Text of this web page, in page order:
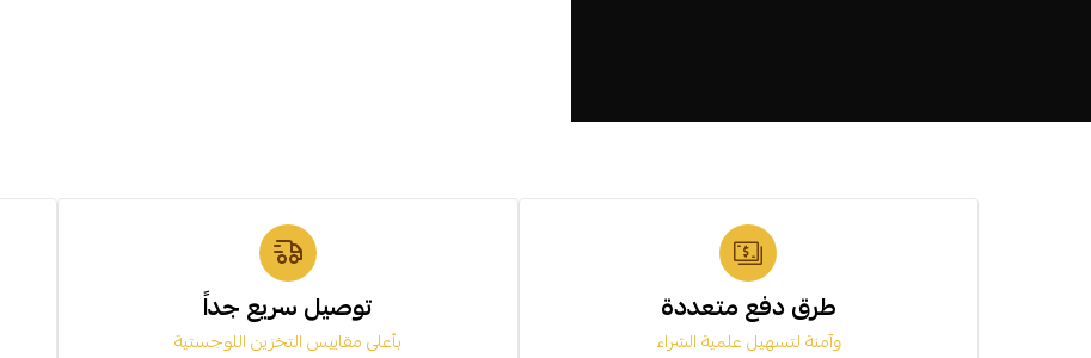
طرق دفع متعددة
وآمنة لتسهيل علمية الشراء
توصيل سريع جداً
بأعلى مقاييس التخزين اللوجستية